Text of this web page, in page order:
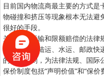
目前国内物流商最主要的方式
物碰撞和挤压等现象根本无法避
很好的手段。
关于保价运输和限额赔偿的法律
包括空运、陆运、水运、邮政
的通行规则，为法律法规、国际
保价制度包括“声明价值”和“保